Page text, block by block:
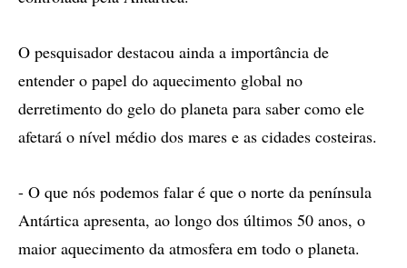
O pesquisador destacou ainda a importância de
entender o papel do aquecimento global no
derretimento do gelo do planeta para saber como ele
afetará o nível médio dos mares e as cidades costeiras.
- O que nós podemos falar é que o norte da península
Antártica apresenta, ao longo dos últimos 50 anos, o
maior aquecimento da atmosfera em todo o planeta.